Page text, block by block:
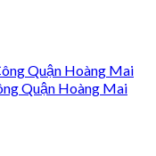
Quận Hoàng Mai
Quận Hoàng Mai